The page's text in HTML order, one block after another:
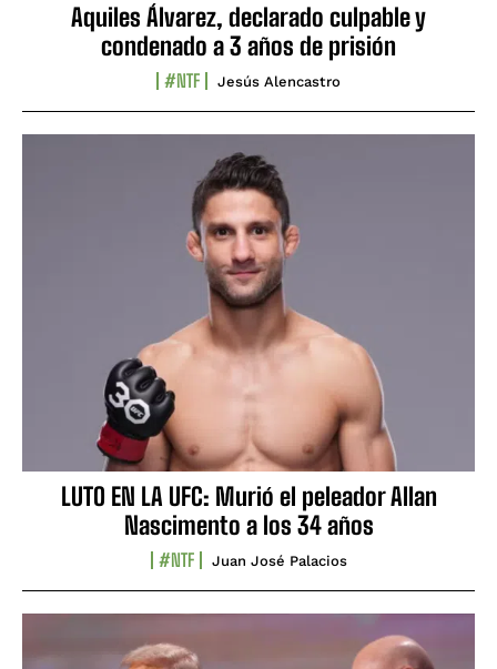
Aquiles Álvarez, declarado culpable y
condenado a 3 años de prisión
#NTF Jesús Alencastro
LUTO EN LA UFC: Murió el peleador Allan
Nascimento a los 34 años
#NTF Juan José Palacios